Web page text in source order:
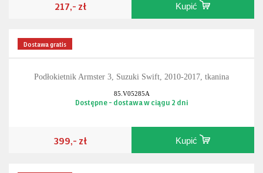
217,- zł Kupić
Dostawa gratis
Podłokietnik Armster 3, Suzuki Swift, 2010-2017, tkanina
85.V05285A
Dostępne - dostawa w ciągu 2 dni
399,- zł Kupić